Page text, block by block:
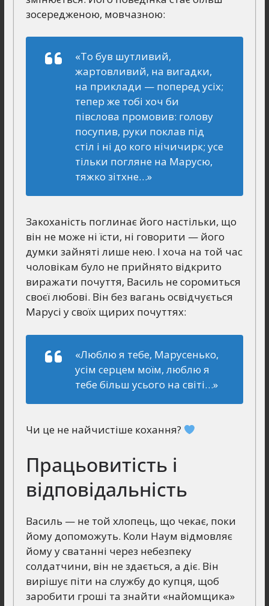
зосередженою, мовчазною:
«То був шутливий,
жартовливий, на вигадки,
на приклади — поперед усіх;
тепер же тобі хоч би
півслова промовив: голову
посупив, руки поклав під
стіл і ні до кого нічичирк; усе
тільки погляне на Марусю,
тяжко зітхне…»
Закоханість поглинає його настільки, що
він не може ні їсти, ні говорити — його
думки зайняті лише нею. І хоча на той час
чоловікам було не прийнято відкрито
виражати почуття, Василь не соромиться
своєї любові. Він без вагань освідчується
Марусі у своїх щирих почуттях:
«Люблю я тебе, Марусенько,
усім серцем моїм, люблю я
тебе більш усього на світі…»
Чи це не найчистіше кохання?
Працьовитість і
відповідальність
Василь — не той хлопець, що чекає, поки
йому допоможуть. Коли Наум відмовляє
йому у сватанні через небезпеку
солдатчини, він не здається, а діє. Він
вирішує піти на службу до купця, щоб
заробити гроші та знайти «найомщика»